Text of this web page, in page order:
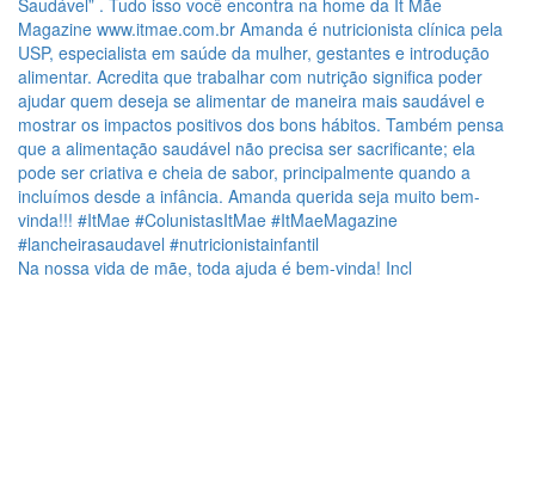
Na nossa vida de mãe, toda ajuda é bem-vinda! Incl